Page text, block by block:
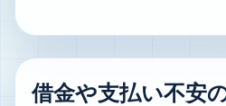
借金や支払い不安